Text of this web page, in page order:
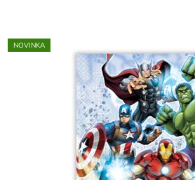
NOVINKA